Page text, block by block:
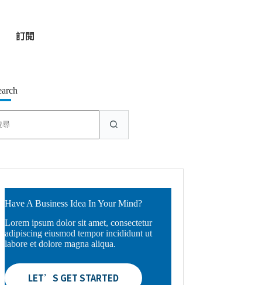
Have A Business Idea In Your Mind?
Lorem ipsum dolor sit amet, consectetur
adipiscing eiusmod tempor incididunt ut
labore et dolore magna aliqua.
LET’S GET STARTED